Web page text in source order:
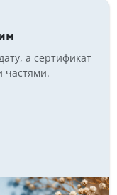
а сертификат
частями.